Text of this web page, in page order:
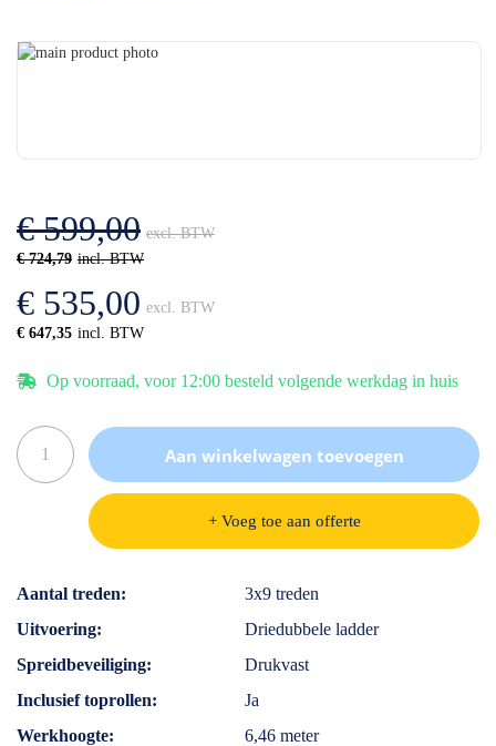
Ga
gallerij
€ 724,79
€ 599,00
€ 647,35
€ 535,00
Op voorraad, voor 12:00 besteld volgende werkdag in huis
Aan winkelwagen toevoegen
+ Voeg toe aan offerte
Specificaties
Aantal treden
3x9 treden
Uitvoering
Driedubbele ladder
Spreidbeveiliging
Drukvast
Inclusief toprollen
Ja
Werkhoogte
6,46 meter